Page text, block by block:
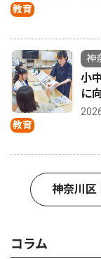
教育
教育
神
小
に
神奈川区
コラム